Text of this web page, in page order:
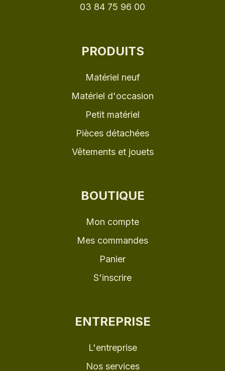
03 84 75 96 00
PRODUITS
Matériel neuf
Matériel d'occasion
Petit matériel
Pièces détachées
Vêtements et jouets
BOUTIQUE
Mon compte
Mes commandes
Panier
S'inscrire
ENTREPRISE
L'entreprise
Nos services